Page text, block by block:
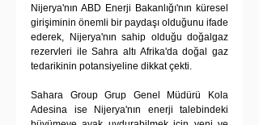
Nijerya'nın ABD Enerji Bakanlığı'nın küresel
girişiminin önemli bir paydaşı olduğunu ifade
ederek, Nijerya'nın sahip olduğu doğalgaz
rezervleri ile Sahra altı Afrika'da doğal gaz
tedarikinin potansiyeline dikkat çekti.
Sahara Group Grup Genel Müdürü Kola
Adesina ise Nijerya'nın enerji talebindeki